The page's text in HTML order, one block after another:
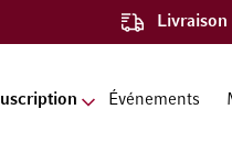
Livraison
Événements